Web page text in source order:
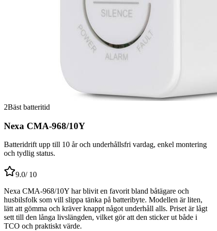
2Bäst batteritid
Nexa CMA-968/10Y
Batteridrift upp till 10 år och underhållsfri vardag, enkel montering
och tydlig status.
9.0/ 10
Nexa CMA-968/10Y har blivit en favorit bland båtägare och
husbilsfolk som vill slippa tänka på batteribyte. Modellen är liten,
lätt att gömma och kräver knappt något underhåll alls. Priset är lågt
sett till den långa livslängden, vilket gör att den sticker ut både i
TCO och praktiskt värde.